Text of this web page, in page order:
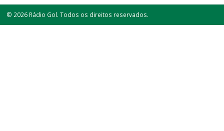
© 2026 Rádio Gol. Todos os direitos reservados.